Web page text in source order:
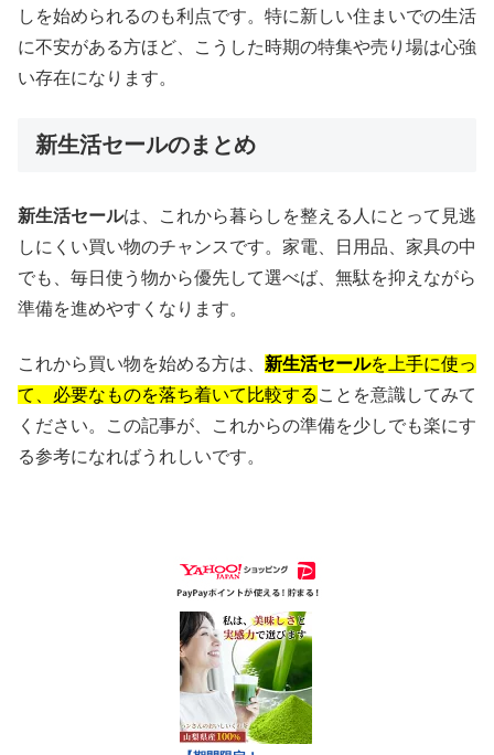
しを始められるのも利点です。特に新しい住まいでの生活
に不安がある方ほど、こうした時期の特集や売り場は心強
い存在になります。
新生活セールのまとめ
新生活セールは、これから暮らしを整える人にとって見逃
しにくい買い物のチャンスです。家電、日用品、家具の中
でも、毎日使う物から優先して選べば、無駄を抑えながら
準備を進めやすくなります。
これから買い物を始める方は、 新生活セールを上手に使っ
て、必要なものを落ち着いて比較する ことを意識してみて
ください。この記事が、これからの準備を少しでも楽にす
る参考になればうれしいです。